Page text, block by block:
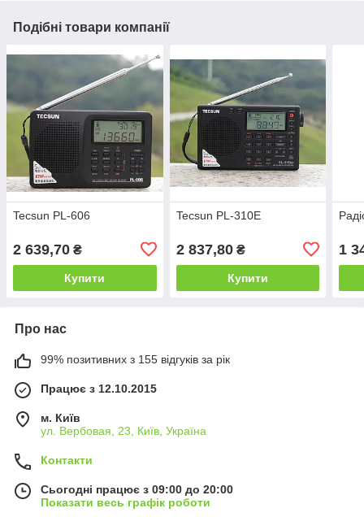
Подібні товари компанії
Tecsun PL-606
2 639,70 ₴
Купити
Tecsun PL-310E
2 837,80₴
Купити
1
Про нас
99% позитивних з 155 відгуків за рік
Працює з 12.10.2015
м. Київ
ул. Вербовая, 23, Київ, Україна
Контакти
Сьогодні працює з 09:00 до 20:00
Показати весь графік роботи